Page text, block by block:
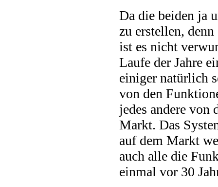
Da die beiden ja
zu erstellen,
ist es nicht
Laufe der Jahre
einiger natürlich
von den
jedes andere von
Markt. Das
auf dem Markt
auch alle die
einmal vor 30